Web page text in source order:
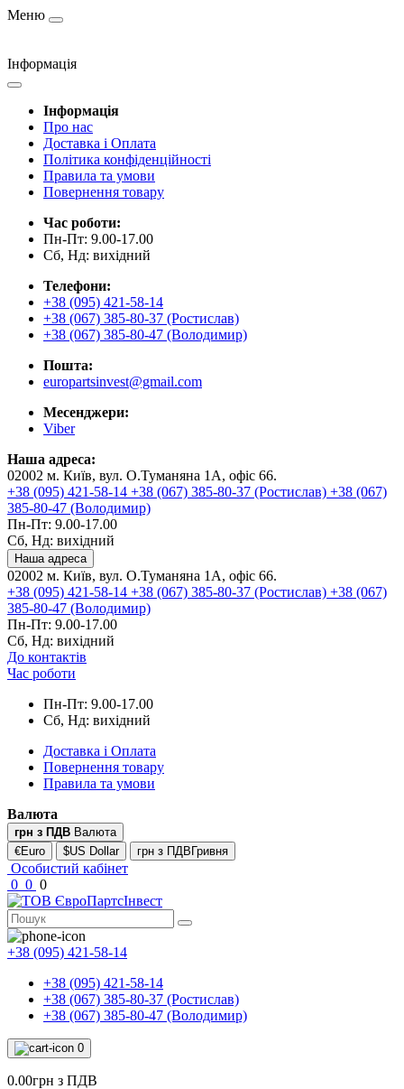
Меню
Інформація
Інформація
Про нас
Доставка і Оплата
Політика конфіденційності
Правила та умови
Повернення товару
Час роботи:
Пн-Пт: 9.00-17.00
Сб, Нд: вихідний
Телефони:
+38 (095) 421-58-14
+38 (067) 385-80-37 (Ростислав)
+38 (067) 385-80-47 (Володимир)
Пошта:
europartsinvest@gmail.com
Месенджери:
Viber
Наша адреса:
02002 м. Київ, вул. О.Туманяна 1А, офіс 66.
+38 (095) 421-58-14 +38 (067) 385-80-37 (Ростислав) +38 (067)
385-80-47 (Володимир)
Пн-Пт: 9.00-17.00
Сб, Нд: вихідний
Наша адреса
02002 м. Київ, вул. О.Туманяна 1А, офіс 66.
+38 (095) 421-58-14 +38 (067) 385-80-37 (Ростислав) +38 (067)
385-80-47 (Володимир)
Пн-Пт: 9.00-17.00
Сб, Нд: вихідний
До контактів
Час роботи
Пн-Пт: 9.00-17.00
Сб, Нд: вихідний
Доставка і Оплата
Повернення товару
Правила та умови
Валюта
грн з ПДВ Валюта
€Euro
$US Dollar грн з ПДВГривня
Особистий кабінет
0 0 0
+38 (095) 421-58-14
+38 (095) 421-58-14
+38 (067) 385-80-37 (Ростислав)
+38 (067) 385-80-47 (Володимир)
0
0.00грн з ПДВ